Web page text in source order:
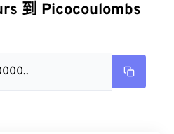
到 Picocoulombs